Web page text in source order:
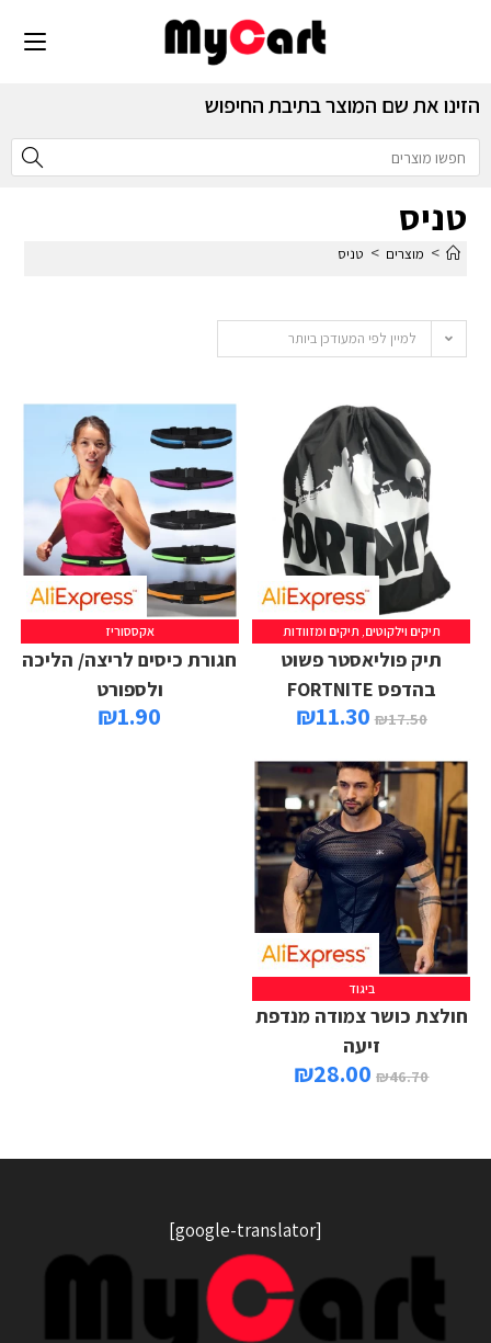
הזינו את שם המוצר בתיבת החיפוש
טניס
> מוצרים > טניס
למיין לפי המעודכן ביותר
תיקים וילקוטים, תיקים ומזוודות
תיק פוליאסטר פשוט
בהדפס FORTNITE
₪17.50
₪11.30
אקססוריז
חגורת כיסים לריצה/ הליכה
ולספורט
₪1.90
ביגוד
חולצת כושר צמודה מנדפת
זיעה
₪46.70
₪28.00
[google-translator]